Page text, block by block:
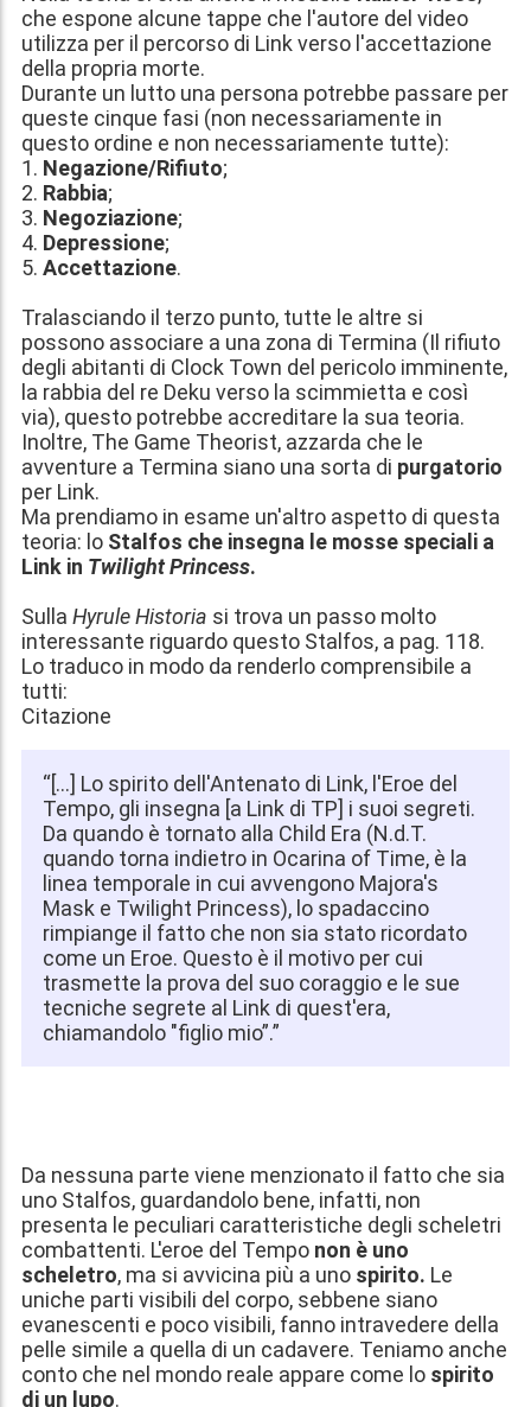
che espone alcune tappe che l'autore del video
utilizza per il percorso di Link verso l'accettazione
della propria morte.
Durante un lutto una persona potrebbe passare per
queste cinque fasi (non necessariamente in
questo ordine e non necessariamente tutte):
1. Negazione/Rifiuto;
2. Rabbia;
3. Negoziazione;
4. Depressione;
5. Accettazione.
Tralasciando il terzo punto, tutte le altre si
possono associare a una zona di Termina (Il rifiuto
degli abitanti di Clock Town del pericolo imminente,
la rabbia del re Deku verso la scimmietta e così
via), questo potrebbe accreditare la sua teoria.
Inoltre, The Game Theorist, azzarda che le
avventure a Termina siano una sorta di purgatorio
per Link.
Ma prendiamo in esame un'altro aspetto di questa
teoria: lo Stalfos che insegna le mosse speciali a
Link in Twilight Princess.
Sulla Hyrule Historia si trova un passo molto
interessante riguardo questo Stalfos, a pag. 118.
Lo traduco in modo da renderlo comprensibile a
tutti:
Citazione
“[…] Lo spirito dell'Antenato di Link, l'Eroe del
Tempo, gli insegna [a Link di TP] i suoi segreti.
Da quando è tornato alla Child Era (N.d.T.
quando torna indietro in Ocarina of Time, è la
linea temporale in cui avvengono Majora's
Mask e Twilight Princess), lo spadaccino
rimpiange il fatto che non sia stato ricordato
come un Eroe. Questo è il motivo per cui
trasmette la prova del suo coraggio e le sue
tecniche segrete al Link di quest'era,
chiamandolo "figlio mio”.”
Da nessuna parte viene menzionato il fatto che sia
uno Stalfos, guardandolo bene, infatti, non
presenta le peculiari caratteristiche degli scheletri
combattenti. L'eroe del Tempo non è uno
scheletro, ma si avvicina più a uno spirito. Le
uniche parti visibili del corpo, sebbene siano
evanescenti e poco visibili, fanno intravedere della
pelle simile a quella di un cadavere. Teniamo anche
conto che nel mondo reale appare come lo spirito
di un lupo.